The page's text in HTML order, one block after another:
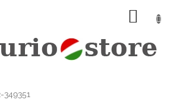
KOSÁR
349351